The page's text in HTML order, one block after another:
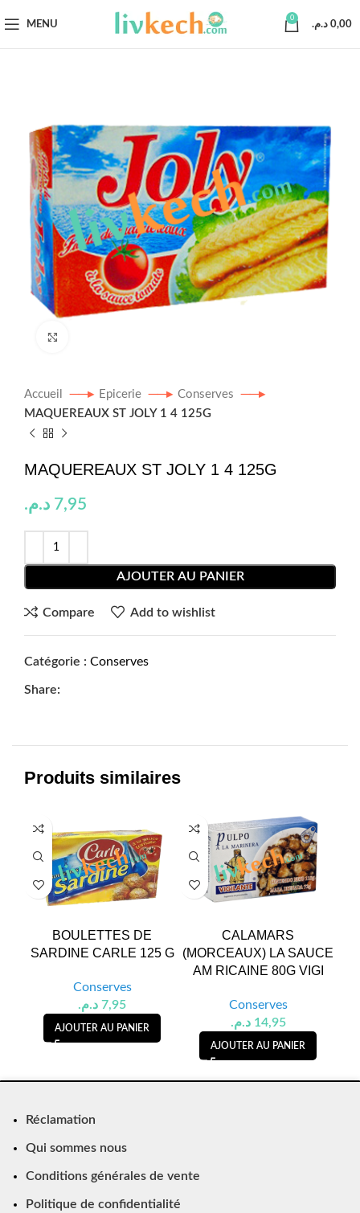
MENU
0
0,00 د.م.
Accueil Epicerie
Conserves
MAQUEREAUX ST JOLY 1 4 125G
MAQUEREAUX ST JOLY 1 4 125G
7,95 د.م.
AJOUTER AU PANIER
Compare Add to wishlist
Catégorie : Conserves
Share:
Produits similaires
BOULETTES DE
SARDINE CARLE 125 G
Conserves
7,95 د.م.
AJOUTER AU PANIER
CALAMARS
(MORCEAUX) LA SAUCE
AM RICAINE 80G VIGI
Conserves
14,95 د.م.
AJOUTER AU PANIER
Réclamation
Qui sommes nous
Conditions générales de vente
Politique de confidentialité